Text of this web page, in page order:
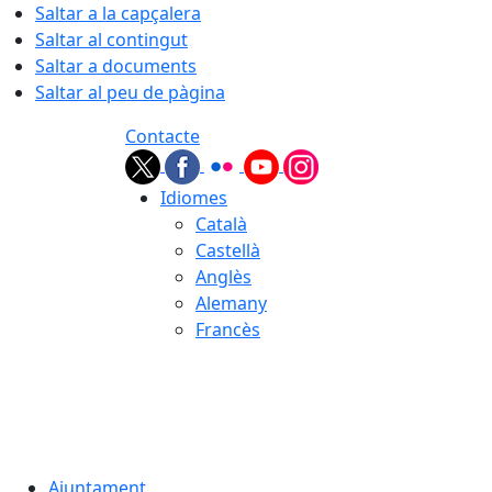
Saltar a la capçalera
Saltar al contingut
Saltar a documents
Saltar al peu de pàgina
Contacte
Idiomes
Català
Castellà
Anglès
Alemany
Francès